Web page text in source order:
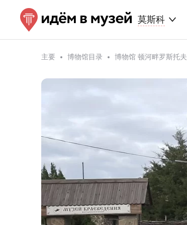
莫斯科
主要 博物馆目录 博物馆 顿河畔罗斯托夫